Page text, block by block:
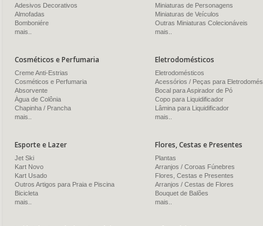
Adesivos Decorativos
Almofadas
Bomboniére
mais..
Miniaturas de Personagens
Miniaturas de Veículos
Outras Miniaturas Colecionáveis
mais..
Cosméticos e Perfumaria
Creme Anti-Estrias
Cosméticos e Perfumaria
Absorvente
Água de Colônia
Chapinha / Prancha
mais..
Eletrodomésticos
Eletrodomésticos
Acessórios / Peças para
Bocal para Aspirador de Pó
Copo para Liquidificador
Lâmina para Liquidificador
mais..
Esporte e Lazer
Jet Ski
Kart Novo
Kart Usado
Outros Artigos para Praia e Piscina
Bicicleta
mais..
Flores, Cestas e Presentes
Plantas
Arranjos / Coroas Fúnebres
Flores, Cestas e Presentes
Arranjos / Cestas de Flores
Bouquet de Balões
mais..